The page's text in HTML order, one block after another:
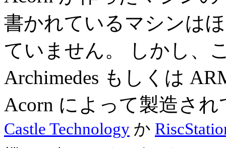
書かれているマシンは
ていません。 しかし、
Archimedes もしくは
Acorn によって製造さ
Castle Technology か